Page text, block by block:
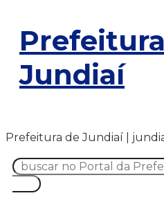
Jundiaí
Prefeitura de Jundiaí |